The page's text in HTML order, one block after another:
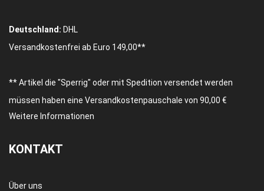
Deutschland: DHL
Versandkostenfrei ab Euro 149,00**
** Artikel die "Sperrig" oder mit Spedition versendet werden
müssen haben eine Versandkostenpauschale von 90,00 €
Weitere Informationen
KONTAKT
Über uns